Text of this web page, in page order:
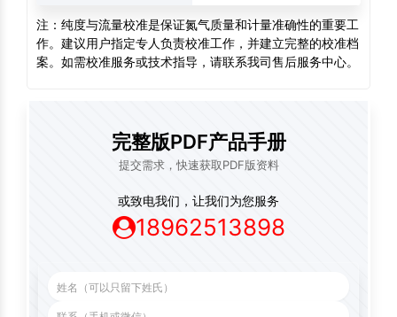
注：纯度与流量校准是保证氮气质量和计量准确性的重要工
作。建议用户指定专人负责校准工作，并建立完整的校准档
案。如需校准服务或技术指导，请联系我司售后服务中心。
完整版PDF产品手册
提交需求，快速获取PDF版资料
或致电我们，让我们为您服务
18962513898